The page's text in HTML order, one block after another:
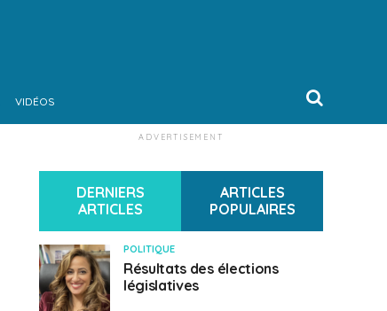
VIDÉOS
ADVERTISEMENT
DERNIERS
ARTICLES
ARTICLES
POPULAIRES
POLITIQUE
Résultats des élections
législatives